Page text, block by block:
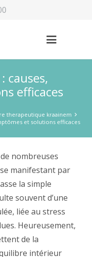
causes,
efficaces
therapeutique kraainem
et solutions efficaces
nombreuses
manifestant par
la simple
souvent d’une
liée au stress
Heureusement,
de la
intérieur